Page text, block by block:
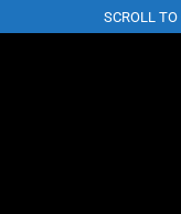
ke
SCROLL